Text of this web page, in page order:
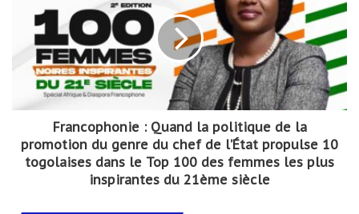
Francophonie : Quand la politique de la
promotion du genre du chef de l’État propulse 10
togolaises dans le Top 100 des femmes les plus
inspirantes du 21ème siècle